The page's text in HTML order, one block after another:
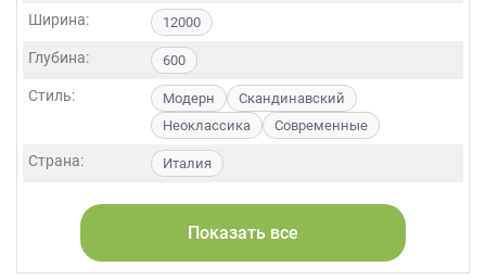
Ширина: 12000
Глубина: 600
Стиль: Модерн
Скандинавский
Неоклассика
Современные
Страна: Италия
Натуральное дерево Стекло
Угловая
С островом
С барной стойкой
Показать все